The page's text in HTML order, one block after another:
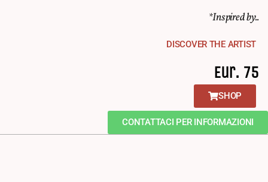
*Inspired by..
DISCOVER THE ARTIST
Eur. 75
SHOP
CONTATTACI PER INFORMAZIONI